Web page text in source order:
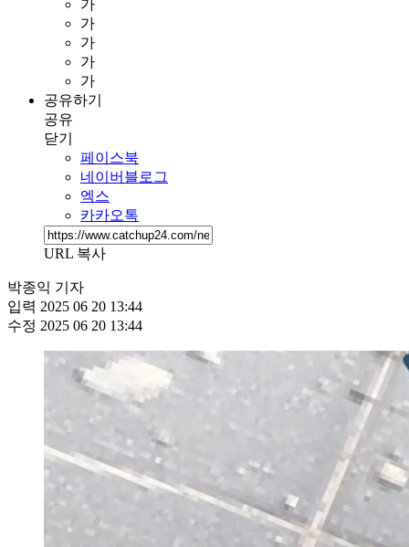
가
가
가
가
가
공유하기
공유
닫기
페이스북
네이버블로그
엑스
카카오톡
URL 복사
박종익 기자
입력 2025 06 20 13:44
수정 2025 06 20 13:44